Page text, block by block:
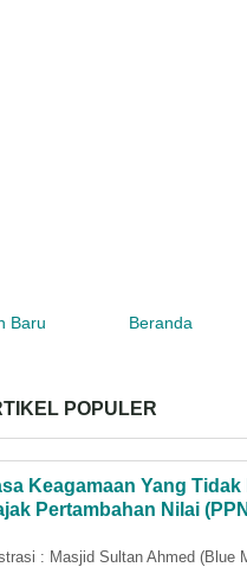
Baru Beranda
POPULER
Keagamaan Yang Tidak
Pertambahan Nilai
: Masjid Sultan Ahmed (Blue